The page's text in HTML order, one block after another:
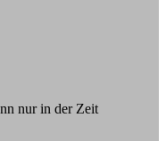
nur in der Zeit